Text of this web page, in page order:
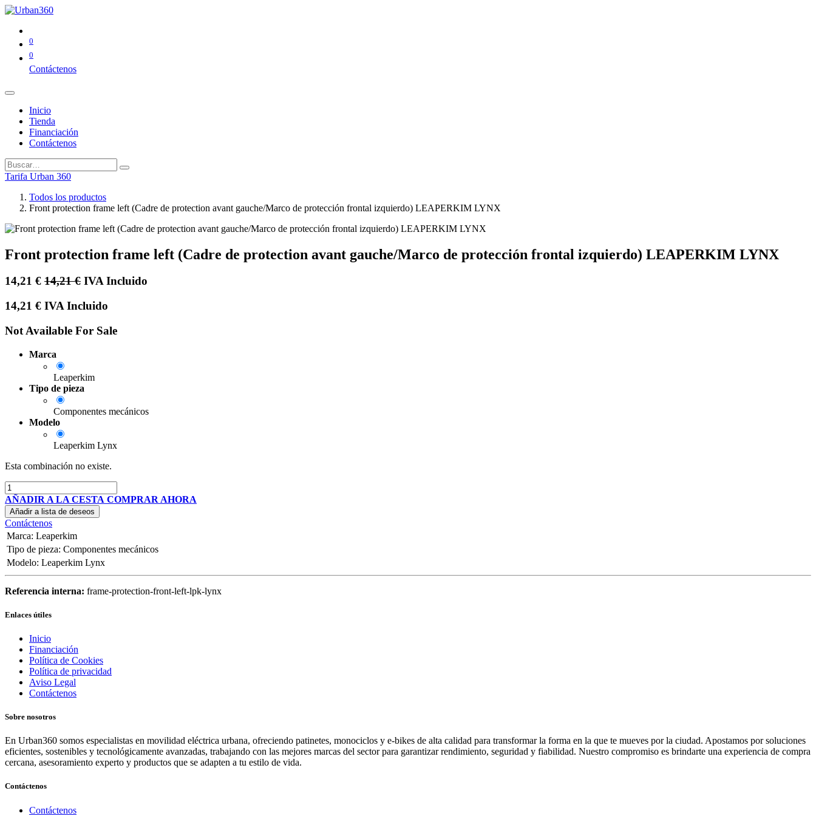
0
0
Contáctenos
Inicio
Tienda
Financiación
Contáctenos
Tarifa Urban 360
Todos los productos
Front protection frame left (Cadre de protection avant gauche/Marco de protección frontal izquierdo) LEAPERKIM LYNX
Front protection frame left (Cadre de protection avant gauche/Marco de protección frontal izquierdo) LEAPERKIM LYNX
14,21 € 14,21€ IVA Incluido
14,21 € IVA Incluido
Not Available For Sale
Marca
Leaperkim
Tipo de pieza
Componentes mecánicos
Modelo
Leaperkim Lynx
Esta combinación no existe.
AÑADIR A LA CESTA COMPRAR AHORA
Añadir a lista de deseos
Contáctenos
Marca: Leaperkim
Tipo de pieza: Componentes mecánicos
Modelo: Leaperkim Lynx
Referencia interna: frame-protection-front-left-lpk-lynx
Enlaces útiles
Inicio
Financiación
Política de Cookies
Política de privacidad
Aviso Legal
Contáctenos
Sobre nosotros
En Urban360 somos especialistas en movilidad eléctrica urbana, ofreciendo patinetes, monociclos y e-bikes de alta calidad para transformar la forma en la que te mueves por la ciudad. Apostamos por soluciones
eficientes, sostenibles y tecnológicamente avanzadas, trabajando con las mejores marcas del sector para garantizar rendimiento, seguridad y fiabilidad. Nuestro compromiso es brindarte una experiencia de compra
cercana, asesoramiento experto y productos que se adapten a tu estilo de vida.
Contáctenos
Contáctenos